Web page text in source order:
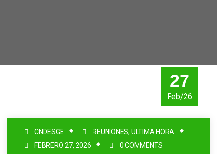
27
Feb/26
CNDESGE REUNIONES, ULTIMA HORA
FEBRERO 27, 2026
0 COMMENTS